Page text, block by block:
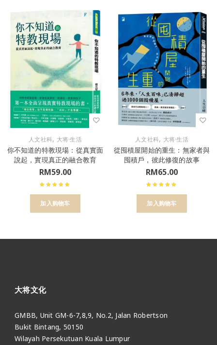
人文社科, 大将·生活
你不知道的特教現場：從真實面
說起，實現真正的融合教育
RM59.00
加入购物车
人文社科, 大将·生活
從囤積屋開始的重生：無家者與
囤積戶，彼此修復的故事
RM65.00
加入购物车
大将文化
GMBB, Unit GM-6-7,8,9, No.2, Jalan Robertson
Bukit Bintang, 50150
Wilayah Persekutuan Kuala Lumpur